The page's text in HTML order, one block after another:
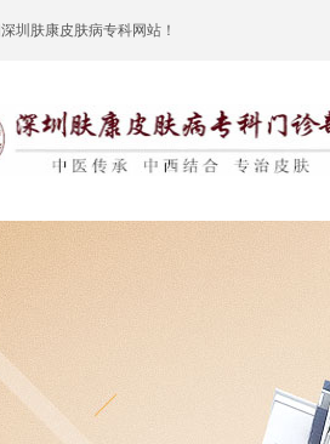
深圳肤康皮肤病专科网站！